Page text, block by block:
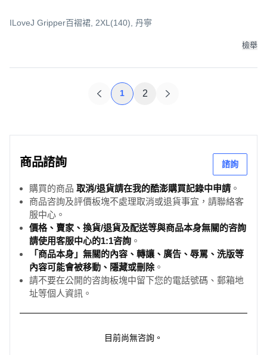
ILoveJ Gripper百褶裙, 2XL(140), 丹寧
檢舉
1 2
商品諮詢 諮詢
購買的商品 取消/退貨請在我的酷澎購買記錄中申請 。
商品咨詢及評價板塊不處理取消或退貨事宜，請聯絡客
服中心。
價格、賣家、換貨/退貨及配送等與商品本身無關的咨詢
請使用客服中心的1:1咨詢 。
「商品本身」無關的內容、轉讓、廣告、辱罵、洗版等
內容可能會被移動、隱藏或刪除。
請不要在公開的咨詢板塊中留下您的電話號碼、郵箱地
址等個人資訊。
目前尚無咨詢。